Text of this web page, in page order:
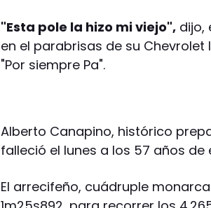
"Esta pole la hizo mi viejo", dijo,
en el parabrisas de su
"Por siempre Pa".
Alberto Canapino, histórico
falleció el lunes a los 57 años de
El arrecifeño, cuádruple